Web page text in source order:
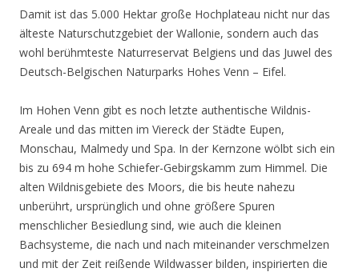
Damit ist das 5.000 Hektar große Hochplateau nicht nur das
älteste Naturschutzgebiet der Wallonie, sondern auch das
wohl berühmteste Naturreservat Belgiens und das Juwel des
Deutsch-Belgischen Naturparks Hohes Venn – Eifel.
Im Hohen Venn gibt es noch letzte authentische Wildnis-
Areale und das mitten im Viereck der Städte Eupen,
Monschau, Malmedy und Spa. In der Kernzone wölbt sich ein
bis zu 694 m hohe Schiefer-Gebirgskamm zum Himmel. Die
alten Wildnisgebiete des Moors, die bis heute nahezu
unberührt, ursprünglich und ohne größere Spuren
menschlicher Besiedlung sind, wie auch die kleinen
Bachsysteme, die nach und nach miteinander verschmelzen
und mit der Zeit reißende Wildwasser bilden, inspirierten die